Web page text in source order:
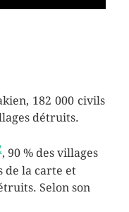
182 000 civils
détruits.
, 90 % des villages
de la carte et
Selon son